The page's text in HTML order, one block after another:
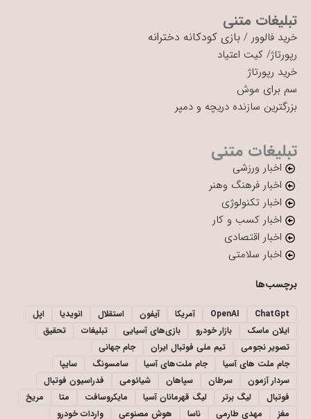
تبلیغات متنی
خرید فالوور / بازی کودکانه دخترانه
رپورتاژ/ کیت اعتیاد
خرید رپورتاژ
سم برای موش
بزرگترین سازنده دریچه و دمپر
تبلیغات متنی
اخبار ورزشی
اخبار فرهنگ وهنر
اخبار تکنولوژی
اخبار کسب و کار
اخبار اقتصادی
اخبار سلامتی
برچسب‌ها
ChatGpt
OpenAI آمریکا آیفون استقلال انویدیا
اپل
ایلان ماسک
بازار خودرو بازی‌های آسیایی تبلیغات
تحقیق
تصویر نجومی
تیم ملی فوتبال ایران
جام جهانی
جام ملت های آسیا
جام ملت‌های آسیا سامسونگ
سایپا
سردار آزمون
سرطان سپاهان شیائومی
فدراسیون فوتبال
فوتبال
لیگ برتر لیگ قهرمانان آسیا مایکروسافت متا
مریخ
مغز
مهدی طارمی ناسا هوش مصنوعی واردات خودرو